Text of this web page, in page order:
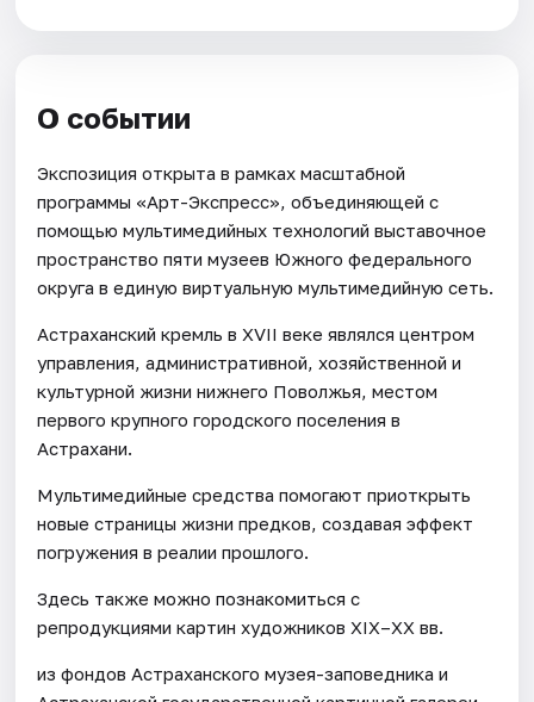
О событии
Экспозиция открыта в рамках масштабной
программы «Арт-Экспресс», объединяющей с
помощью мультимедийных технологий выставочное
пространство пяти музеев Южного федерального
округа в единую виртуальную мультимедийную сеть.
Астраханский кремль в XVII веке являлся центром
управления, административной, хозяйственной и
культурной жизни нижнего Поволжья, местом
первого крупного городского поселения в
Астрахани.
Мультимедийные средства помогают приоткрыть
новые страницы жизни предков, создавая эффект
погружения в реалии прошлого.
Здесь также можно познакомиться с
репродукциями картин художников XIX–XX вв.
из фондов Астраханского музея-заповедника и